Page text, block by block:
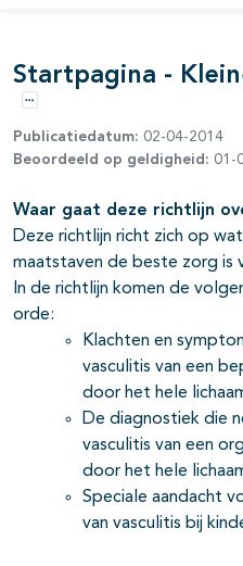
open- en
open- en
open- en
Startpagina -
Opties
Publicatiedatum: 02-04-2014
Beoordeeld op geldigheid: 01-
Waar gaat deze richtlijn
Deze richtlijn richt zich op
maatstaven de beste zorg is
In de richtlijn komen de
orde:
Klachten en
vasculitis van een
door het hele
De diagnostiek die
vasculitis van een
door het hele
Speciale aandacht
van vasculitis bij